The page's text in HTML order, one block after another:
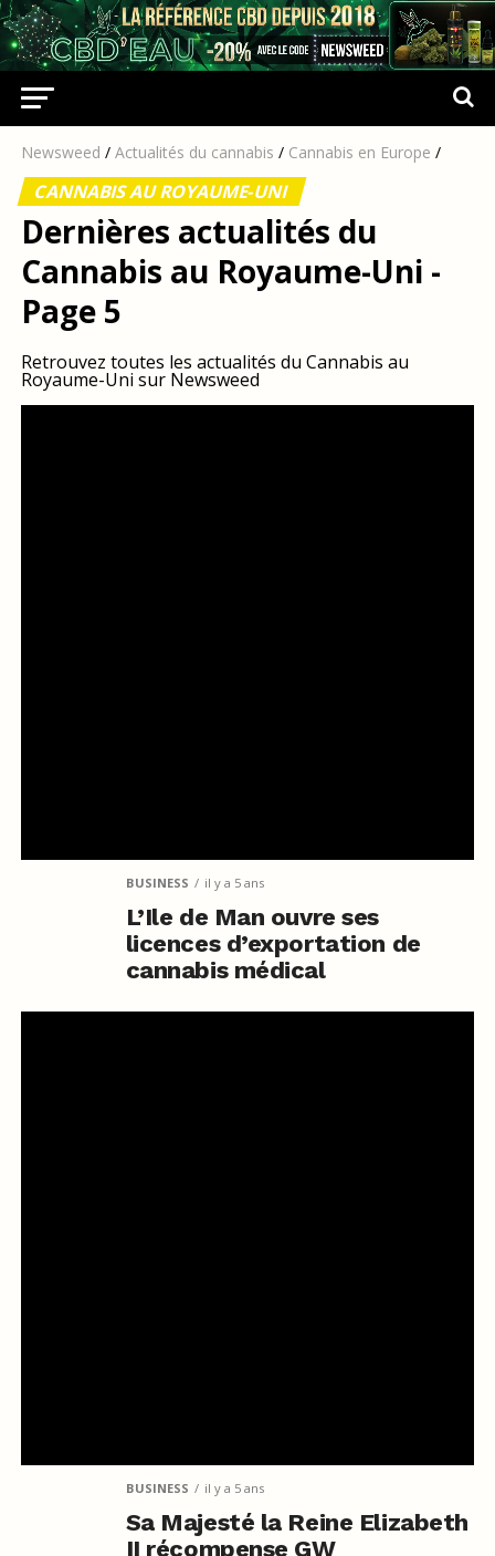
Newsweed / Actualités du cannabis / Cannabis en Europe /
CANNABIS AU ROYAUME-UNI
Dernières actualités du
Cannabis au Royaume-Uni -
Page 5
Retrouvez toutes les actualités du Cannabis au
Royaume-Uni sur Newsweed
BUSINESS il y a 5 ans
L’Ile de Man ouvre ses
licences d’exportation de
cannabis médical
BUSINESS il y a 5 ans
Sa Majesté la Reine Elizabeth
II récompense GW